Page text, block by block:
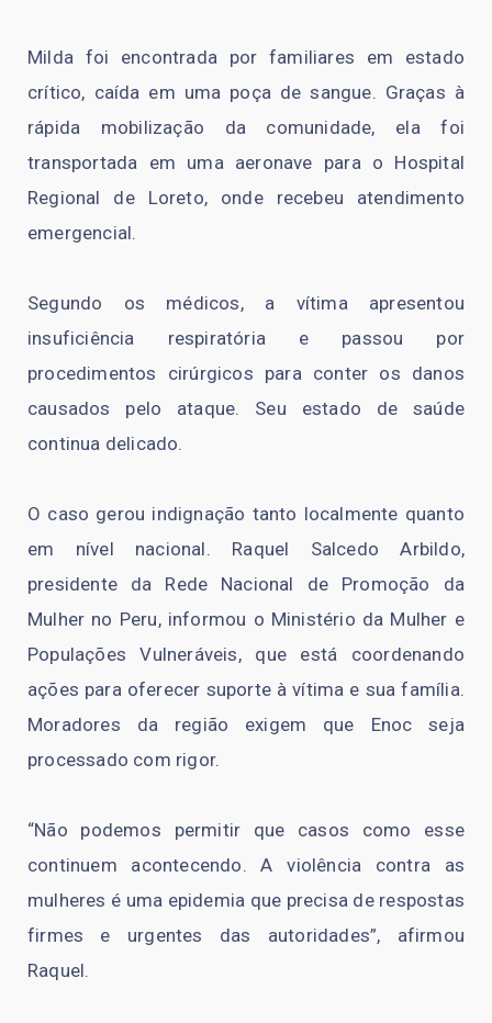
Milda foi encontrada por familiares em estado
crítico, caída em uma poça de sangue. Graças à
rápida mobilização da comunidade, ela foi
transportada em uma aeronave para o Hospital
Regional de Loreto, onde recebeu atendimento
emergencial.
Segundo os médicos, a vítima apresentou
insuficiência respiratória e passou por
procedimentos cirúrgicos para conter os danos
causados pelo ataque. Seu estado de saúde
continua delicado.
O caso gerou indignação tanto localmente quanto
em nível nacional. Raquel Salcedo Arbildo,
presidente da Rede Nacional de Promoção da
Mulher no Peru, informou o Ministério da Mulher e
Populações Vulneráveis, que está coordenando
ações para oferecer suporte à vítima e sua família.
Moradores da região exigem que Enoc seja
processado com rigor.
“Não podemos permitir que casos como esse
continuem acontecendo. A violência contra as
mulheres é uma epidemia que precisa de respostas
firmes e urgentes das autoridades”, afirmou
Raquel.